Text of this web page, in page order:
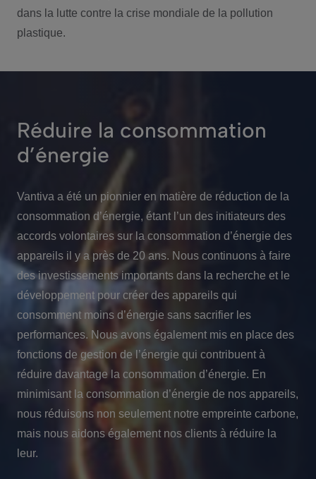
dans la lutte contre la crise mondiale de la pollution
plastique.
Réduire la consommation
d’énergie
Vantiva a été un pionnier en matière de réduction de la
consommation d’énergie, étant l’un des initiateurs des
accords volontaires sur la consommation d’énergie des
appareils il y a près de 20 ans. Nous continuons à faire
des investissements importants dans la recherche et le
développement pour créer des appareils qui
consomment moins d’énergie sans sacrifier les
performances. Nous avons également mis en place des
fonctions de gestion de l’énergie qui contribuent à
réduire davantage la consommation d’énergie. En
minimisant la consommation d’énergie de nos appareils,
nous réduisons non seulement notre empreinte carbone,
mais nous aidons également nos clients à réduire la
leur.